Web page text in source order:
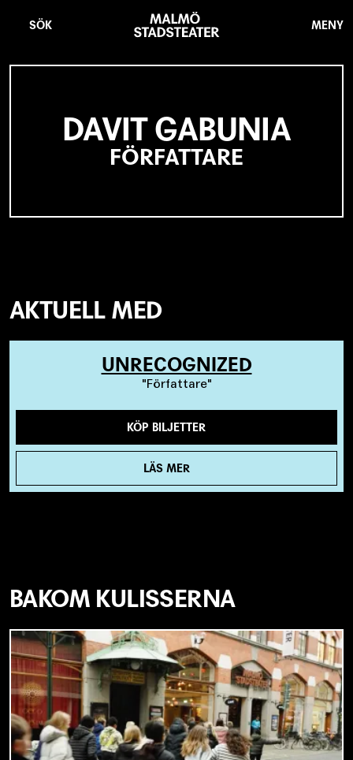
SÖK
Stadsteater
MENY
DAVIT GABUNIA
FÖRFATTARE
AKTUELL MED
UNRECOGNIZED
Författare
KÖP BILJETTER
LÄS MER
BAKOM KULISSERNA